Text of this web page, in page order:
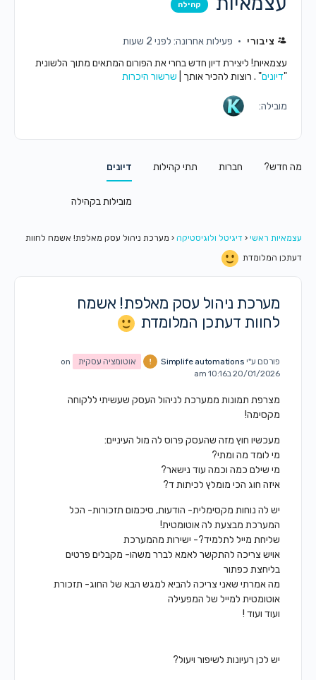
קהילה
ציבורי
פעילות אחרונה: לפני 2 שעות
עצמאיות! ליצירת דיון חדש בחרי את הפורום המתאים מתוך הלשונית
"דיונים" . רוצות להכיר אותך | שרשור היכרות
מובילה:
מה חדש? חברות תתי קהילות דיונים
מובילות בקהילה
עצמאיות ראשי ‹ דיגיטל ולוגיסטיקה ‹ מערכת ניהול עסק מאלפת! אשמח לחוות
דעתכן המלומדת
מערכת ניהול עסק מאלפת! אשמח
לחוות דעתכן המלומדת
פורסם ע"י Simplife automations אוטומציה עסקית
on
20/01/2026 ב10:16 am
מצרפת תמונות ממערכת לניהול העסק שעשיתי ללקוחה
מקסימה!
מעכשיו חוץ מזה שהעסק פרוס לה מול העיניים:
מי לומד מה ומתי?
מי שילם כמה וכמה עוד נישאר?
איזה חוג הכי מומלץ לכיתות ד?
יש לה נוחות מקסימלית- הודעות, סיכמום תזכורות- הכל
המערכת מבצעת לה אוטומטית!
שליחת מייל לתלמיד?- ישירות מהמערכת
אויש צריכה להתקשר לאמא לברר משהו- מקבלים פרטים
בליחצת כפתור
מה אמרתי שאני צריכה להביא למגש הבא של החוג- תזכורת
אוטומטית למייל של המפעילה
ועוד ועוד !
יש לכן רעיונות לשיפור ויעול?